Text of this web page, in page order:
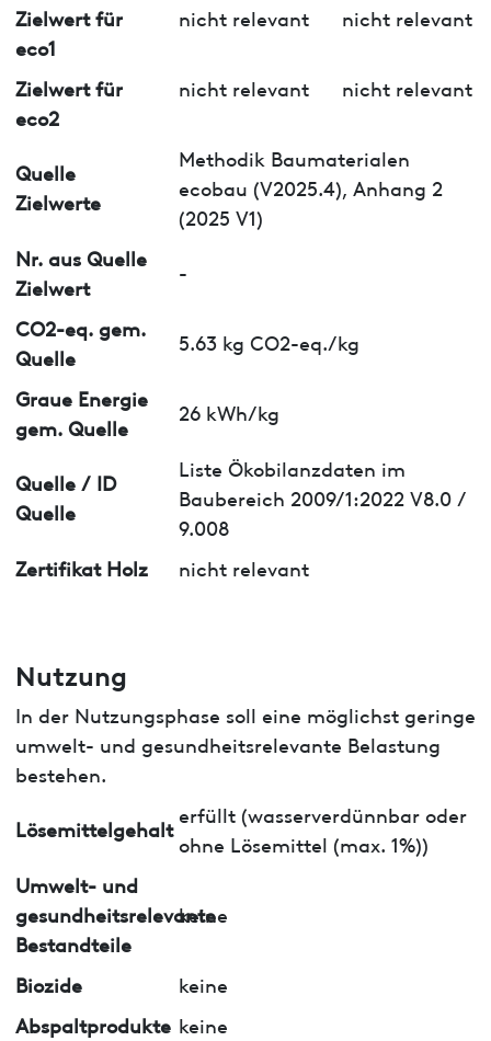
Zielwert für
eco1
nicht relevant nicht relevant
Zielwert für
eco2
nicht relevant nicht relevant
Quelle
Zielwerte
Methodik Baumaterialen
ecobau (V2025.4), Anhang 2
(2025 V1)
Nr. aus Quelle
Zielwert
-
CO2-eq. gem.
Quelle
5.63 kg CO2-eq./kg
Graue Energie
gem. Quelle
26 kWh/kg
Quelle / ID
Quelle
Liste Ökobilanzdaten im
Baubereich 2009/1:2022 V8.0 /
9.008
Zertifikat Holz
nicht relevant
Nutzung
In der Nutzungsphase soll eine möglichst geringe
umwelt- und gesundheitsrelevante Belastung
bestehen.
Lösemittelgehalt
erfüllt (wasserverdünnbar oder
ohne Lösemittel (max. 1%))
Umwelt- und
gesundheitsrelevante
Bestandteile
keine
Biozide
keine
Abspaltprodukte keine